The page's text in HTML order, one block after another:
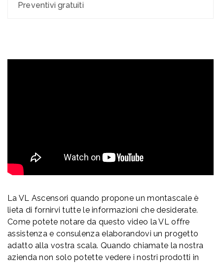
Preventivi gratuiti
La VL Ascensori quando propone un montascale è
lieta di fornirvi tutte le informazioni che desiderate.
Come potete notare da questo video la VL offre
assistenza e consulenza elaborandovi un progetto
adatto alla vostra scala. Quando chiamate la nostra
azienda non solo potette vedere i nostri prodotti in